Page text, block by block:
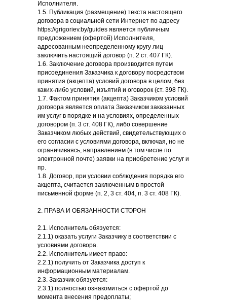
Исполнителя.
1.5. Публикация (размещение) текста настоящего
договора в социальной сети Интернет по адресу
https://grigoriev.by/guides является публичным
предложением (офертой) Исполнителя,
адресованным неопределенному кругу лиц
заключить настоящий договор (п. 2 ст. 407 ГК).
1.6. Заключение договора производится путем
присоединения Заказчика к договору посредством
принятия (акцепта) условий договора в целом, без
каких-либо условий, изъятий и оговорок (ст. 398 ГК).
1.7. Фактом принятия (акцепта) Заказчиком условий
договора является оплата Заказчиком заказанных
им услуг в порядке и на условиях, определенных
договором (п. 3 ст. 408 ГК), либо совершение
Заказчиком любых действий, свидетельствующих о
его согласии с условиями договора, включая, но не
ограничиваясь, направлением (в том числе по
электронной почте) заявки на приобретение услуг и
пр.
1.8. Договор, при условии соблюдения порядка его
акцепта, считается заключенным в простой
письменной форме (п. 2, 3 ст. 404, п. 3 ст. 408 ГК).
2. ПРАВА И ОБЯЗАННОСТИ СТОРОН
2.1. Исполнитель обязуется:
2.1.1) оказать услуги Заказчику в соответствии с
условиями договора.
2.2. Исполнитель имеет право:
2.2.1) получить от Заказчика доступ к
информационным материалам.
2.3. Заказчик обязуется:
2.3.1) полностью ознакомиться с офертой до
момента внесения предоплаты;